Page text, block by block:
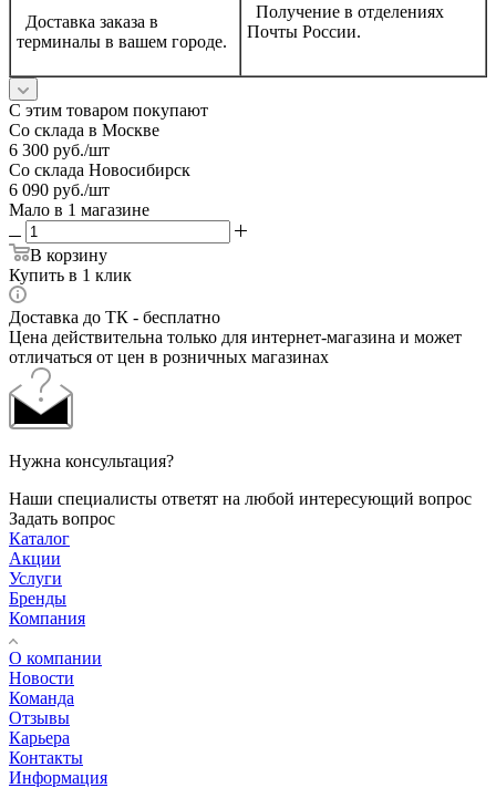
Доставка заказа в
терминалы в вашем городе.
Получение в отделениях
Почты России.
С этим товаром покупают
Со склада в Москве
6 300 руб./шт
Со склада Новосибирск
6 090 руб./шт
Мало в 1 магазине
В корзину
Купить в 1 клик
Доставка до ТК - бесплатно
Цена действительна только для интернет-магазина и может
отличаться от цен в розничных магазинах
Нужна консультация?
Наши специалисты ответят на любой интересующий вопрос
Задать вопрос
Каталог
Акции
Услуги
Бренды
Компания
О компании
Новости
Команда
Отзывы
Карьера
Контакты
Информация